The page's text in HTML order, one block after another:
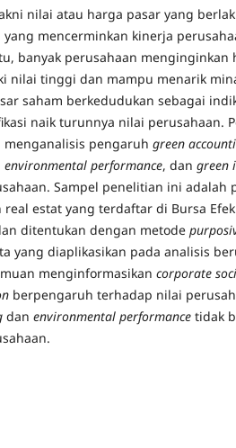
nilai atau harga pasar yang
mencerminkan kinerja
banyak perusahaan menginginkan
nilai tinggi dan mampu menarik
saham berkedudukan sebagai
naik turunnya nilai perusahaan.
pengaruh green
environmental performance, dan green
Sampel penelitian ini adalah
estat yang terdaftar di Bursa
ditentukan dengan metode
yang diaplikasikan pada analisis
menginformasikan corporate
berpengaruh terhadap nilai
dan environmental performance tidak